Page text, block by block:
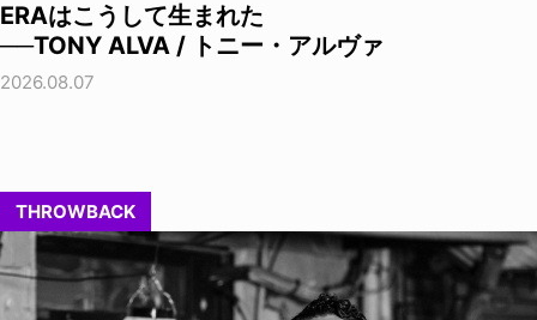
ERAはこうして生まれた
──TONY ALVA / トニー・アルヴァ
2026.08.07
THROWBACK